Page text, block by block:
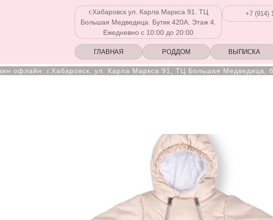
+7 (914)
г.Хабаровск ул. Карла Маркса 91. ТЦ
Большая Медведица. Бутик 420А. Этаж 4.
Ежедневно с 10:00 до 20:00
РОДДОМ ВЫПИСКА
ГЛАВНАЯ
г.Хабаровск, ул. Карла Маркса 91, ТЦ Большая Медведица, бутик